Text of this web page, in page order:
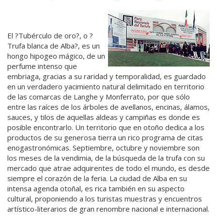
El ?Tubérculo de oro?, o ?
Trufa blanca de Alba?, es un
hongo hipogeo mágico, de un
perfume intenso que
embriaga, gracias a su raridad y temporalidad, es guardado
en un verdadero yacimiento natural delimitado en territorio
de las comarcas de Langhe y Monferrato, por que sólo
entre las raíces de los árboles de avellanos, encinas, álamos,
sauces, y tilos de aquellas aldeas y campiñas es donde es
posible encontrarlo. Un territorio que en otoño dedica a los
productos de su generosa tierra un rico programa de citas
enogastronómicas. Septiembre, octubre y noviembre son
los meses de la vendimia, de la búsqueda de la trufa con su
mercado que atrae adquirentes de todo el mundo, es desde
siempre el corazón de la feria. La ciudad de Alba en su
intensa agenda otoñal, es rica también en su aspecto
cultural, proponiendo a los turistas muestras y encuentros
artístico-literarios de gran renombre nacional e internacional.